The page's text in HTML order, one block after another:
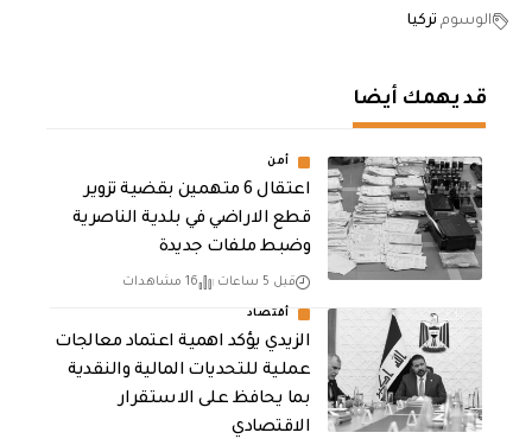
الوسوم تركيا
قد يهمك أيضا
أمن
اعتقال 6 متهمين بقضية تزوير
قطع الاراضي في بلدية الناصرية
وضبط ملفات جديدة
قبل 5 ساعات 16 مشاهدات
أقتصاد
الزيدي يؤكد اهمية اعتماد معالجات
عملية للتحديات المالية والنقدية
بما يحافظ على الاستقرار
الاقتصادي